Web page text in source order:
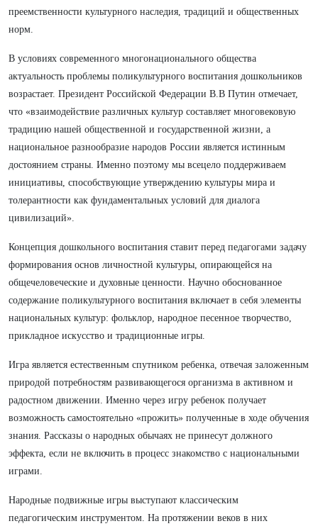
преемственности культурного наследия, традиций и общественных
норм.
В условиях современного многонационального общества
актуальность проблемы поликультурного воспитания дошкольников
возрастает. Президент Российской Федерации В.В Путин отмечает,
что «взаимодействие различных культур составляет многовековую
традицию нашей общественной и государственной жизни, а
национальное разнообразие народов России является истинным
достоянием страны. Именно поэтому мы всецело поддерживаем
инициативы, способствующие утверждению культуры мира и
толерантности как фундаментальных условий для диалога
цивилизаций».
Концепция дошкольного воспитания ставит перед педагогами задачу
формирования основ личностной культуры, опирающейся на
общечеловеческие и духовные ценности. Научно обоснованное
содержание поликультурного воспитания включает в себя элементы
национальных культур: фольклор, народное песенное творчество,
прикладное искусство и традиционные игры.
Игра является естественным спутником ребенка, отвечая заложенным
природой потребностям развивающегося организма в активном и
радостном движении. Именно через игру ребенок получает
возможность самостоятельно «прожить» полученные в ходе обучения
знания. Рассказы о народных обычаях не принесут должного
эффекта, если не включить в процесс знакомство с национальными
играми.
Народные подвижные игры выступают классическим
педагогическим инструментом. На протяжении веков в них